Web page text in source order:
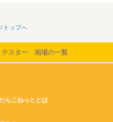
トップへ
スター 相場の一覧
らこねっととは